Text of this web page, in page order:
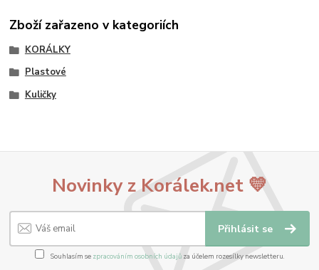
Zboží zařazeno v kategoriích
KORÁLKY
Plastové
Kuličky
Novinky z Korálek.net 💛
Přihlásit se
Souhlasím se zpracováním osobních údajůza účelem rozesílky newsletteru.